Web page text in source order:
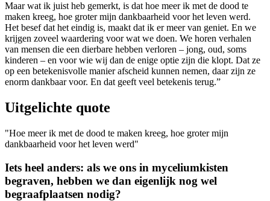
Maar wat ik juist heb gemerkt, is dat hoe meer ik met de dood te
maken kreeg, hoe groter mijn dankbaarheid voor het leven werd.
Het besef dat het eindig is, maakt dat ik er meer van geniet. En we
krijgen zoveel waardering voor wat we doen. We horen verhalen
van mensen die een dierbare hebben verloren – jong, oud, soms
kinderen – en voor wie wij dan de enige optie zijn die klopt. Dat ze
op een betekenisvolle manier afscheid kunnen nemen, daar zijn ze
enorm dankbaar voor. En dat geeft veel betekenis terug.”
Uitgelichte quote
Hoe meer ik met de dood te maken kreeg, hoe groter mijn
dankbaarheid voor het leven werd
Iets heel anders: als we ons in myceliumkisten
begraven, hebben we dan eigenlijk nog wel
begraafplaatsen nodig?